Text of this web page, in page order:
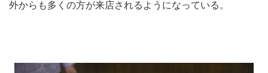
外からも多くの方が来店されるようになっている。